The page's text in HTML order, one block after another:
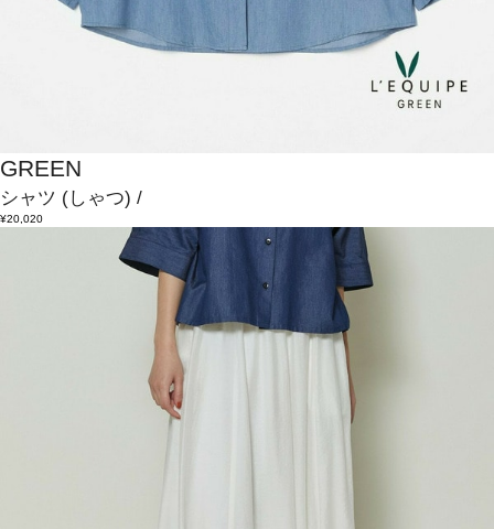
GREEN
シャツ (しゃつ) /
¥20,020